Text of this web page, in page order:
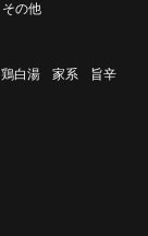
その他
鶏白湯 家系
旨辛